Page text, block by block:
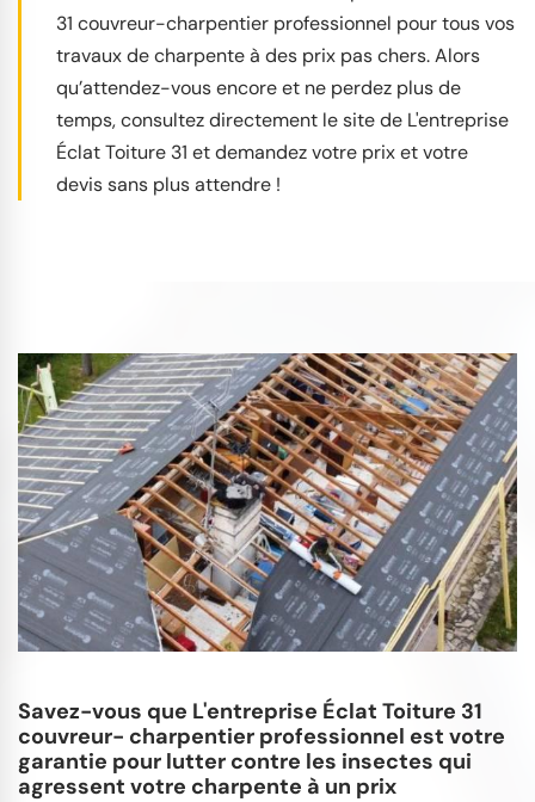
31 couvreur-charpentier professionnel pour tous vos
travaux de charpente à des prix pas chers. Alors
qu’attendez-vous encore et ne perdez plus de
temps, consultez directement le site de L'entreprise
Éclat Toiture 31 et demandez votre prix et votre
devis sans plus attendre !
Savez-vous que L'entreprise Éclat Toiture 31
couvreur- charpentier professionnel est votre
garantie pour lutter contre les insectes qui
agressent votre charpente à un prix